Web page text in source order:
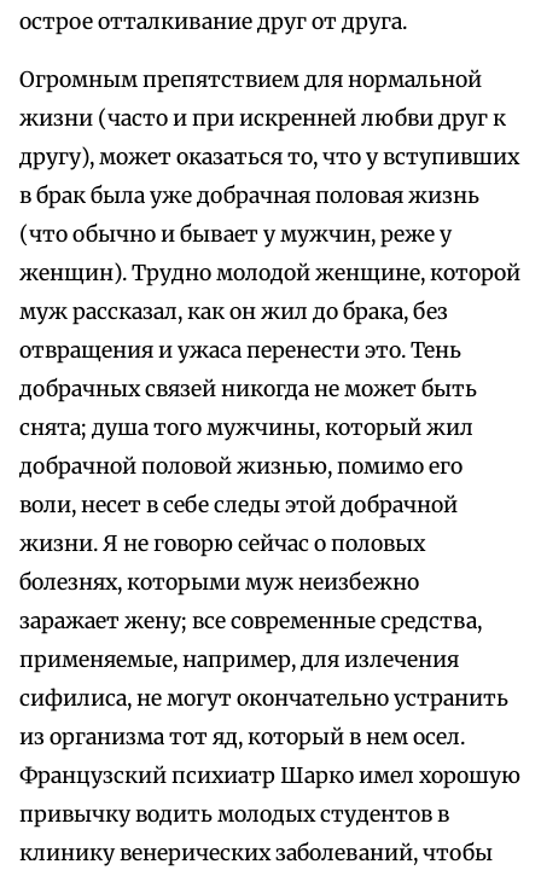
острое отталкивание друг от друга.
Огромным препятствием для нормальной
жизни (часто и при искренней любви друг к
другу), может оказаться то, что у вступивших
в брак была уже добрачная половая жизнь
(что обычно и бывает у мужчин, реже у
женщин). Трудно молодой женщине, которой
муж рассказал, как он жил до брака, без
отвращения и ужаса перенести это. Тень
добрачных связей никогда не может быть
снята; душа того мужчины, который жил
добрачной половой жизнью, помимо его
воли, несет в себе следы этой добрачной
жизни. Я не говорю сейчас о половых
болезнях, которыми муж неизбежно
заражает жену; все современные средства,
применяемые, например, для излечения
сифилиса, не могут окончательно устранить
из организма тот яд, который в нем осел.
Французский психиатр Шарко имел хорошую
привычку водить молодых студентов в
клинику венерических заболеваний, чтобы